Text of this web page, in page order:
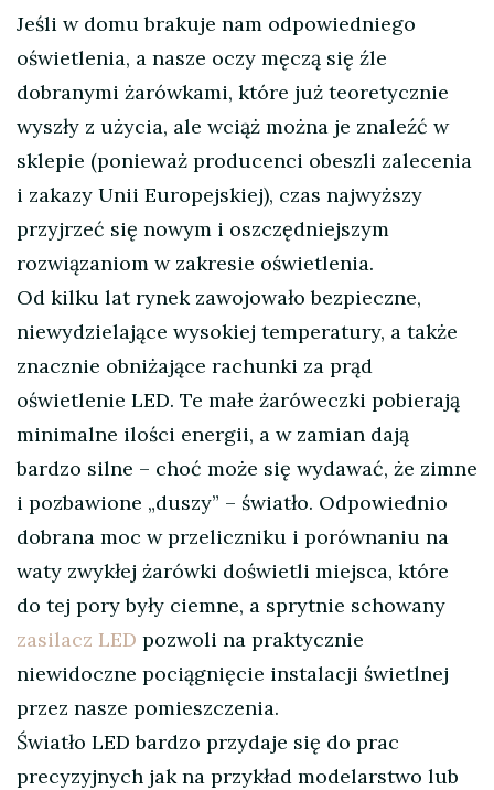
Jeśli w domu brakuje nam odpowiedniego
oświetlenia, a nasze oczy męczą się źle
dobranymi żarówkami, które już teoretycznie
wyszły z użycia, ale wciąż można je znaleźć w
sklepie (ponieważ producenci obeszli zalecenia
i zakazy Unii Europejskiej), czas najwyższy
przyjrzeć się nowym i oszczędniejszym
rozwiązaniom w zakresie oświetlenia.
Od kilku lat rynek zawojowało bezpieczne,
niewydzielające wysokiej temperatury, a także
znacznie obniżające rachunki za prąd
oświetlenie LED. Te małe żaróweczki pobierają
minimalne ilości energii, a w zamian dają
bardzo silne – choć może się wydawać, że zimne
i pozbawione „duszy” – światło. Odpowiednio
dobrana moc w przeliczniku i porównaniu na
waty zwykłej żarówki doświetli miejsca, które
do tej pory były ciemne, a sprytnie schowany
zasilacz LED pozwoli na praktycznie
niewidoczne pociągnięcie instalacji świetlnej
przez nasze pomieszczenia.
Światło LED bardzo przydaje się do prac
precyzyjnych jak na przykład modelarstwo lub